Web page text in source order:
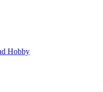
Hobby